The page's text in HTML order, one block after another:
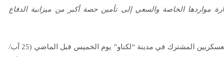
مواردها الخاصة والسعي إلى تأمين حصة أكبر من ميزانية الدفاع
ترأس وزير الدفاع الهندي، “راجنات سينج” المؤتمر الأول للقادة العسكريين المشترك في مدينة “لكناو” يوم الخميس قبل الماضي (25 آب/